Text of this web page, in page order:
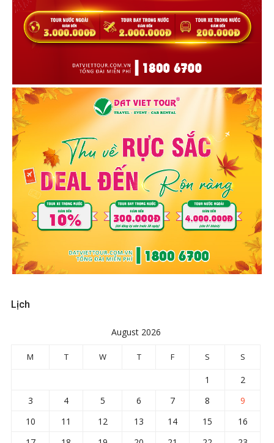
Lịch
August 2026
M T W T F S S
1
2
3
4 5 6 7 8
9
10
11 12 13 14 15
16